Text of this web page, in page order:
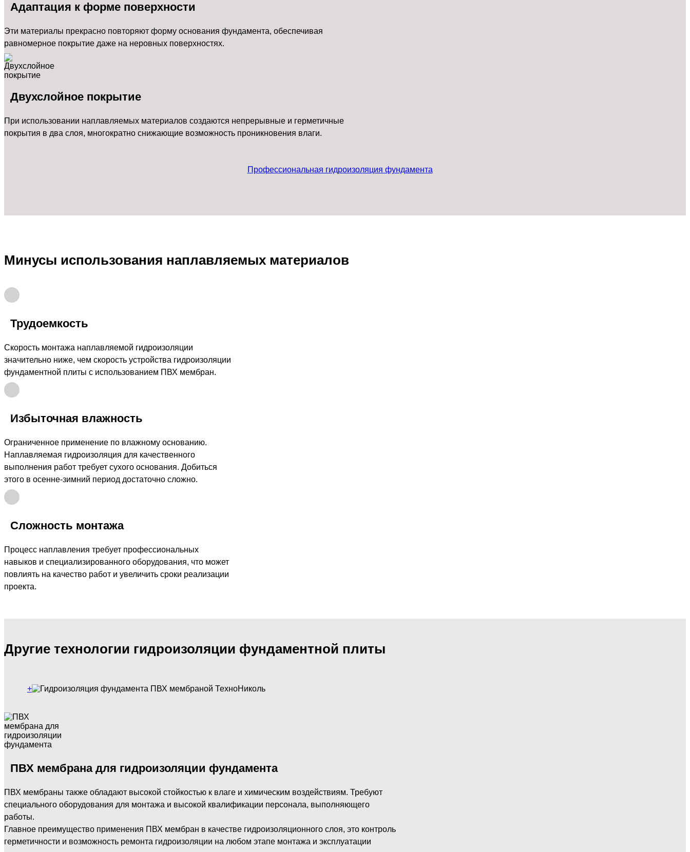
Адаптация к форме поверхности
Эти материалы прекрасно повторяют форму основания фундамента, обеспечивая
равномерное покрытие даже на неровных поверхностях.
Двухслойное покрытие
При использовании наплавляемых материалов создаются непрерывные и герметичные
покрытия в два слоя, многократно снижающие возможность проникновения влаги.
Профессиональная гидроизоляция фундамента
Минусы использования наплавляемых материалов
Трудоемкость
Скорость монтажа наплавляемой гидроизоляции
значительно ниже, чем скорость устройства гидроизоляции
фундаментной плиты с использованием ПВХ мембран.
Избыточная влажность
Ограниченное применение по влажному основанию.
Наплавляемая гидроизоляция для качественного
выполнения работ требует сухого основания. Добиться
этого в осенне-зимний период достаточно сложно.
Сложность монтажа
Процесс наплавления требует профессиональных
навыков и специализированного оборудования, что может
повлиять на качество работ и увеличить сроки реализации
проекта.
Другие технологии гидроизоляции фундаментной плиты
+
ПВХ мембрана для гидроизоляции фундамента
ПВХ мембраны также обладают высокой стойкостью к влаге и химическим воздействиям. Требуют
специального оборудования для монтажа и высокой квалификации персонала, выполняющего
работы.
Главное преимущество применения ПВХ мембран в качестве гидроизоляционного слоя, это контроль
герметичности и возможность ремонта гидроизоляции на любом этапе монтажа и эксплуатации